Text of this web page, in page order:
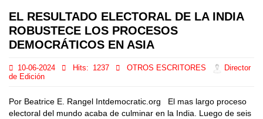
EL RESULTADO ELECTORAL DE LA INDIA
ROBUSTECE LOS PROCESOS
DEMOCRÁTICOS EN ASIA
10-06-2024 Hits: 1237 OTROS ESCRITORES
Director
de Edición
Por Beatrice E. Rangel Intdemocratic.org El mas largo proceso
electoral del mundo acaba de culminar en la India. Luego de seis